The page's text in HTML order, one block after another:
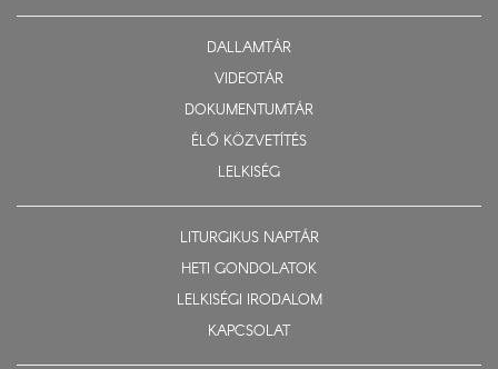
DALLAMTÁR
VIDEOTÁR
DOKUMENTUMTÁR
ÉLŐ KÖZVETÍTÉS
LELKISÉG
LITURGIKUS NAPTÁR
HETI GONDOLATOK
LELKISÉGI IRODALOM
KAPCSOLAT